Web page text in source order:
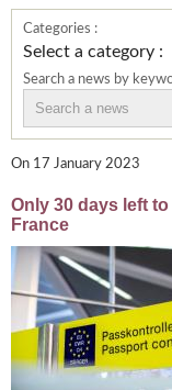
Categories :
Select a category :
Search a news by
On 17 January 2023
Only 30 days left
France